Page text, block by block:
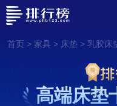
首页> 家具> 床垫 > 乳胶床
高端床垫